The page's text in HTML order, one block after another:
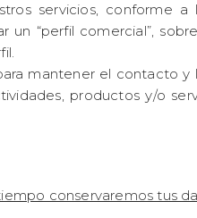
servicios, conforme
un “perfil comercial”,
mantener el contacto
productos y/o
conservaremos tus